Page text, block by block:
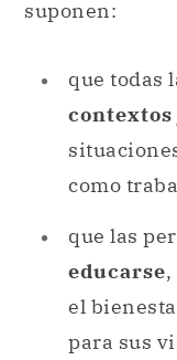
suponen:
que todas
como
que las
educarse
el
para sus